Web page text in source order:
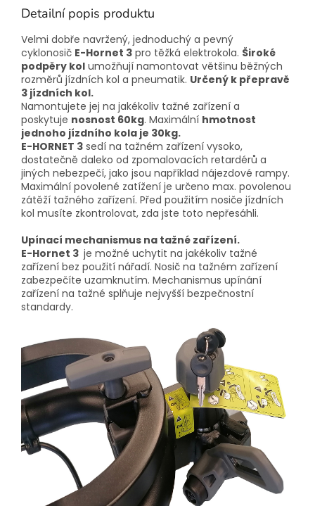
Detailní popis produktu
Velmi dobře navržený, jednoduchý a pevný
cyklonosič E-Hornet 3 pro těžká elektrokola. Široké
podpěry kol umožňují namontovat většinu běžných
rozměrů jízdních kol a pneumatik. Určený k přepravě
3 jízdních kol.
Namontujete jej na jakékoliv tažné zařízení a
poskytuje nosnost 60kg. Maximální hmotnost
jednoho jízdního kola je 30kg.
E-HORNET 3 sedí na tažném zařízení vysoko,
dostatečně daleko od zpomalovacích retardérů a
jiných nebezpečí, jako jsou například nájezdové rampy.
Maximální povolené zatížení je určeno max. povolenou
zátěží tažného zařízení. Před použitím nosiče jízdních
kol musíte zkontrolovat, zda jste toto nepřesáhli.
Upínací mechanismus na tažné zařízení.
E-Hornet 3 je možné uchytit na jakékoliv tažné
zařízení bez použití nářadí. Nosič na tažném zařízení
zabezpečíte uzamknutím. Mechanismus upínání
zařízení na tažné splňuje nejvyšší bezpečnostní
standardy.